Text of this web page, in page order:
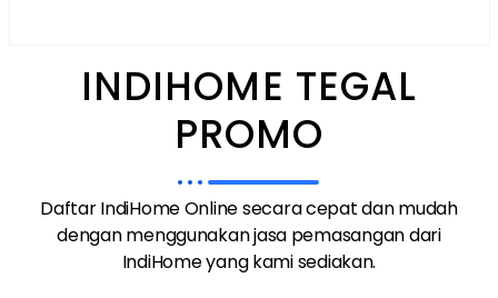
INDIHOME TEGAL
PROMO
Daftar IndiHome Online secara cepat dan mudah
dengan menggunakan jasa pemasangan dari
IndiHome yang kami sediakan.